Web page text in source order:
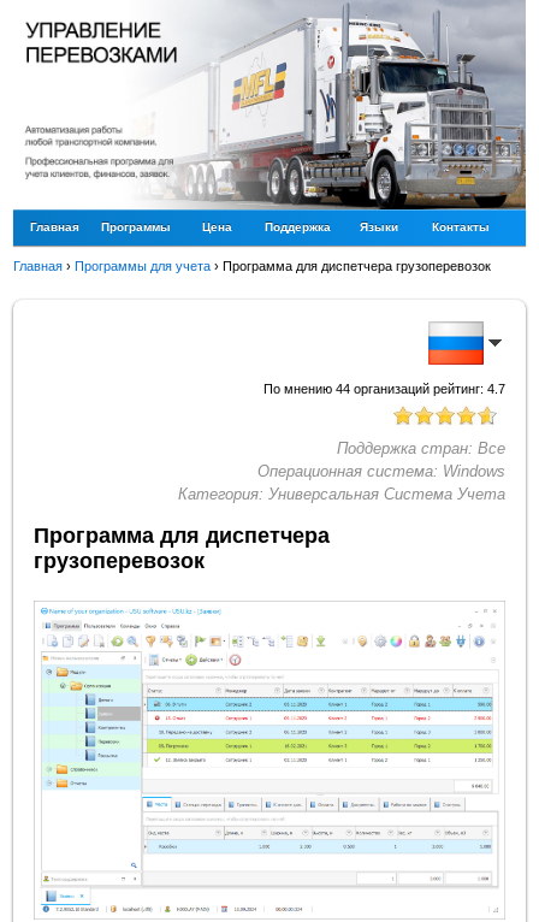
Главная Программы Цена Поддержка Языки Контакты
Главная ›Программы для учета ›Программа для диспетчера грузоперевозок
По мнению 44организаций рейтинг: 4.7
Поддержка стран: Все
Операционная система: Windows
Категория: Универсальная Система Учета
Программа для диспетчера
грузоперевозок